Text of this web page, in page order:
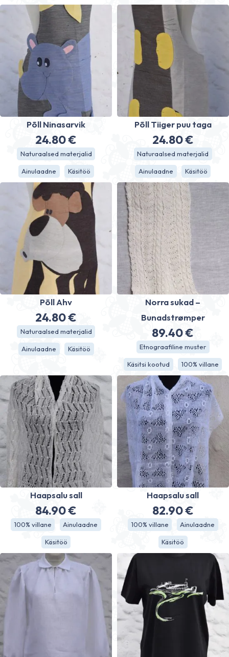
18.90 €
Põll Ninasarvik
24.80€
Naturaalsed materjalid
Ainulaadne Käsitöö
Põll Tiiger puu taga
24.80€
Naturaalsed materjalid
Ainulaadne Käsitöö
Põll Ahv
24.80€
Naturaalsed materjalid
Ainulaadne Käsitöö
Norra sukad –
Bunadstrømper
89.40€
Etnograafiline muster
Käsitsi kootud 100% villane
Haapsalu sall
84.90€
100% villane Ainulaadne
Käsitöö
Haapsalu sall
82.90€
100% villane Ainulaadne
Käsitöö